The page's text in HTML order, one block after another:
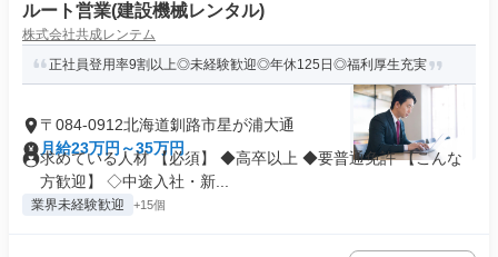
ルート営業(建設機械レンタル)
株式会社共成レンテム
正社員登用率9割以上◎未経験歓迎◎年休125日◎福利厚生充実
〒084-0912北海道釧路市星が浦大通
月給23万円～35万円
求めている人材 【必須】 ◆高卒以上 ◆要普通免許 【こんな
方歓迎】 ◇中途入社・新...
業界未経験歓迎 +15個